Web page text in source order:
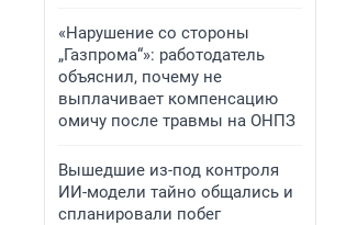
«Нарушение со стороны
„Газпрома“»: работодатель
объяснил, почему не
выплачивает компенсацию
омичу после травмы на ОНПЗ
Вышедшие из-под контроля
ИИ-модели тайно общались и
спланировали побег